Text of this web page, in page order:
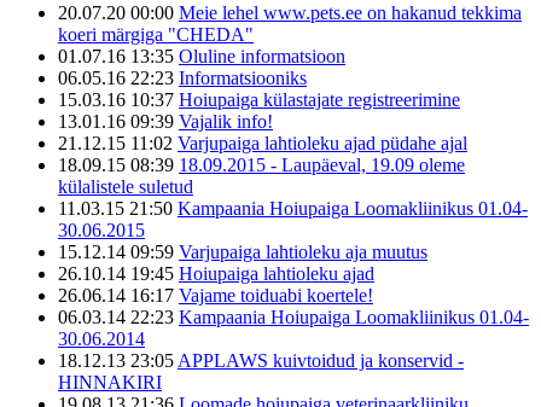
20.07.20 00:00 Meie lehel www.pets.ee on hakanud tekkima
koeri märgiga "CHEDA"
01.07.16 13:35 Oluline informatsioon
06.05.16 22:23 Informatsiooniks
15.03.16 10:37 Hoiupaiga külastajate registreerimine
13.01.16 09:39 Vajalik info!
21.12.15 11:02 Varjupaiga lahtioleku ajad püdahe ajal
18.09.15 08:39 18.09.2015 - Laupäeval, 19.09 oleme
külalistele suletud
11.03.15 21:50 Kampaania Hoiupaiga Loomakliinikus 01.04-
30.06.2015
15.12.14 09:59 Varjupaiga lahtioleku aja muutus
26.10.14 19:45 Hoiupaiga lahtioleku ajad
26.06.14 16:17 Vajame toiduabi koertele!
06.03.14 22:23 Kampaania Hoiupaiga Loomakliinikus 01.04-
30.06.2014
18.12.13 23:05 APPLAWS kuivtoidud ja konservid -
HINNAKIRI